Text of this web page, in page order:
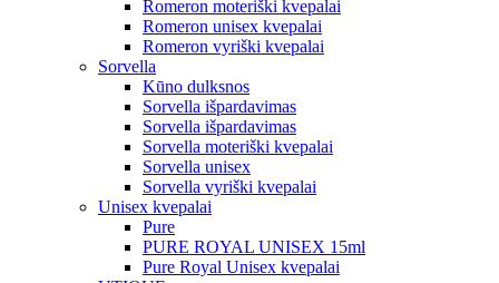
Romeron moteriški kvepalai
Romeron unisex kvepalai
Romeron vyriški kvepalai
Sorvella
Kūno dulksnos
Sorvella išpardavimas
Sorvella išpardavimas
Sorvella moteriški kvepalai
Sorvella unisex
Sorvella vyriški kvepalai
Unisex kvepalai
Pure
PURE ROYAL UNISEX 15ml
Pure Royal Unisex kvepalai